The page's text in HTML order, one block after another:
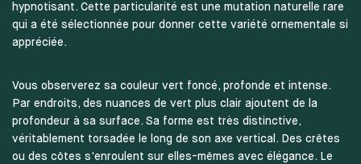
hypnotisant. Cette particularité est une mutation naturelle rare
qui a été sélectionnée pour donner cette variété ornementale si
appréciée.
Vous observerez sa couleur vert foncé, profonde et intense.
Par endroits, des nuances de vert plus clair ajoutent de la
profondeur à sa surface. Sa forme est très distinctive,
véritablement torsadée le long de son axe vertical. Des crêtes
ou des côtes s'enroulent sur elles-mêmes avec élégance. Le